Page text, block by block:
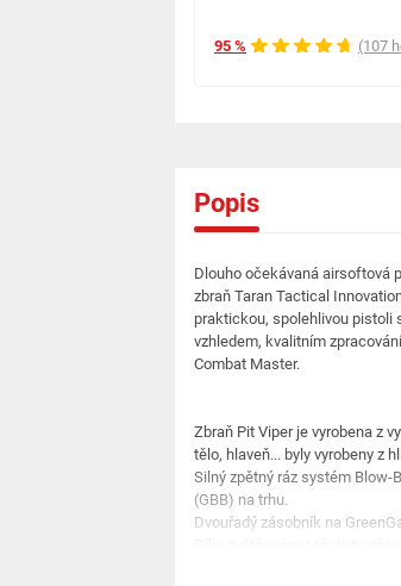
95 % (107
Popis
Dlouho očekávaná airsoftová
zbraň Taran Tactical
praktickou, spolehlivou pistoli
vzhledem, kvalitním
Combat Master.
Zbraň Pit Viper je vyrobena z
tělo, hlaveň... byly vyrobeny z
Silný zpětný ráz systém
(GBB) na trhu.
Dvouřadý zásobník na